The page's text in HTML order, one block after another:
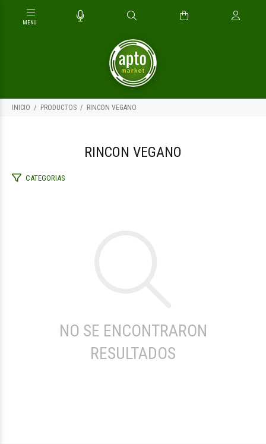
INICIO PRODUCTOS RINCON VEGANO
RINCON VEGANO
CATEGORIAS
NO SE ENCONTRARON
RESULTADOS